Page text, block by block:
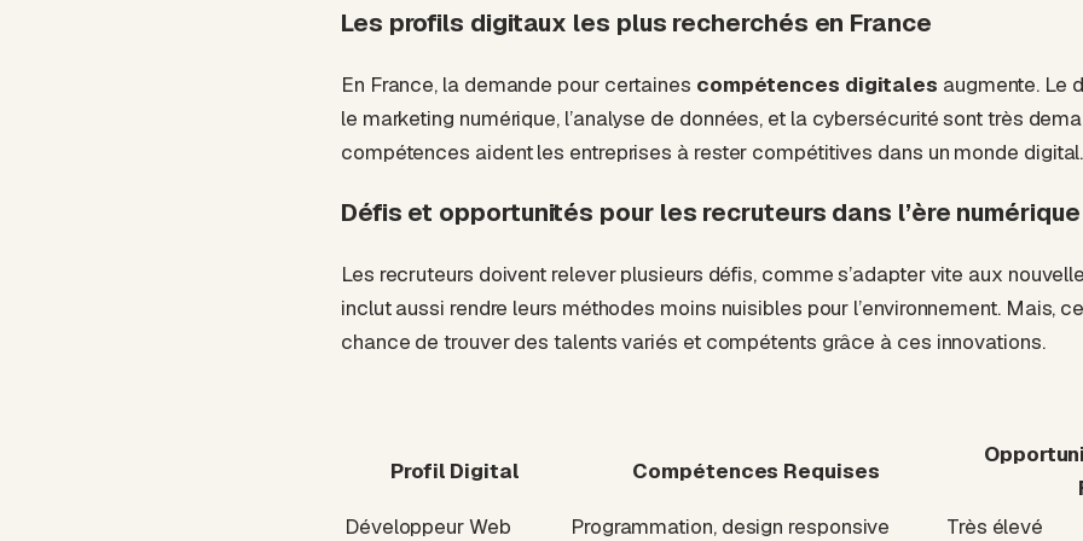
Les profils digitaux les plus recherchés en France
En France, la demande pour certaines compétences digitales augmente. Le
le marketing numérique, l’analyse de données, et la cybersécurité sont très
compétences aident les entreprises à rester compétitives dans un monde digital.
Défis et opportunités pour les recruteurs dans l’ère numérique
Les recruteurs doivent relever plusieurs défis, comme s’adapter vite aux
inclut aussi rendre leurs méthodes moins nuisibles pour l’environnement. Mais,
chance de trouver des talents variés et compétents grâce à ces innovations.
Profil Digital Compétences Requises
Développeur Web
Programmation, design responsive Très élevé